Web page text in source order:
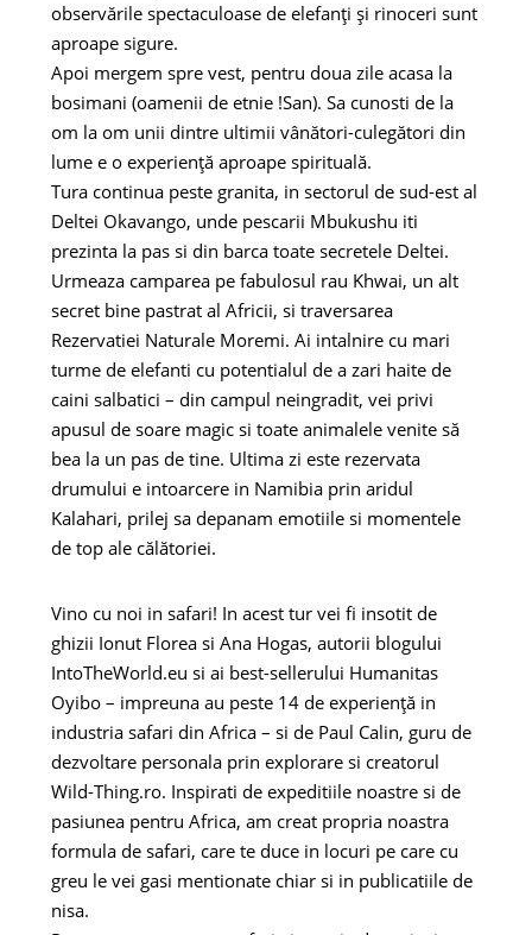
observările spectaculoase de elefanți și rinoceri sunt
aproape sigure.
Apoi mergem spre vest, pentru doua zile acasa la
bosimani (oamenii de etnie !San). Sa cunosti de la
om la om unii dintre ultimii vânători-culegători din
lume e o experiență aproape spirituală.
Tura continua peste granita, in sectorul de sud-est al
Deltei Okavango, unde pescarii Mbukushu iti
prezinta la pas si din barca toate secretele Deltei.
Urmeaza camparea pe fabulosul rau Khwai, un alt
secret bine pastrat al Africii, si traversarea
Rezervatiei Naturale Moremi. Ai intalnire cu mari
turme de elefanti cu potentialul de a zari haite de
caini salbatici – din campul neingradit, vei privi
apusul de soare magic si toate animalele venite să
bea la un pas de tine. Ultima zi este rezervata
drumului e intoarcere in Namibia prin aridul
Kalahari, prilej sa depanam emotiile si momentele
de top ale călătoriei.
Vino cu noi in safari! In acest tur vei fi insotit de
ghizii Ionut Florea si Ana Hogas, autorii blogului
IntoTheWorld.eu si ai best-sellerului Humanitas
Oyibo – impreuna au peste 14 de experiență in
industria safari din Africa – si de Paul Calin, guru de
dezvoltare personala prin explorare si creatorul
Wild-Thing.ro. Inspirati de expeditiile noastre si de
pasiunea pentru Africa, am creat propria noastra
formula de safari, care te duce in locuri pe care cu
greu le vei gasi mentionate chiar si in publicatiile de
nisa.